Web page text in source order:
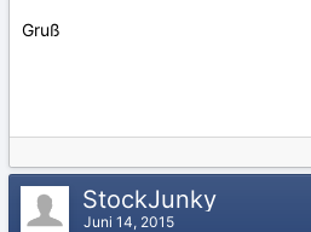
Gruß
StockJunky
Juni 14, 2015